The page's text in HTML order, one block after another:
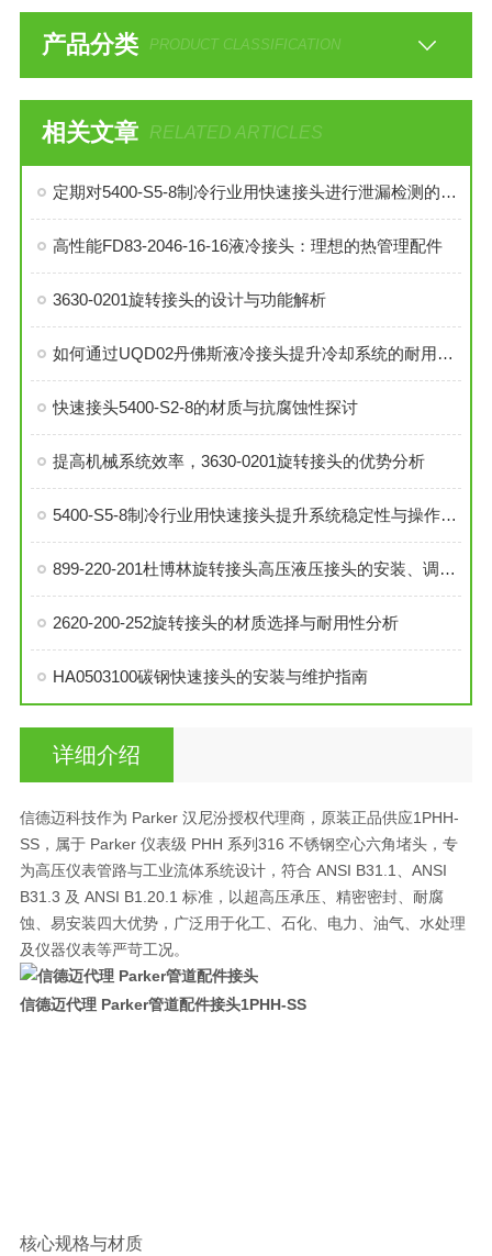
产品分类 PRODUCT CLASSIFICATION
相关文章 RELATED ARTICLES
定期对5400-S5-8制冷行业用快速接头进行泄漏检测的必要性与操作方法
高性能FD83-2046-16-16液冷接头：理想的热管理配件
3630-0201旋转接头的设计与功能解析
如何通过UQD02丹佛斯液冷接头提升冷却系统的耐用性？
快速接头5400-S2-8的材质与抗腐蚀性探讨
提高机械系统效率，3630-0201旋转接头的优势分析
5400-S5-8制冷行业用快速接头提升系统稳定性与操作便捷性
899-220-201杜博林旋转接头高压液压接头的安装、调试与维护技巧
2620-200-252旋转接头的材质选择与耐用性分析
HA0503100碳钢快速接头的安装与维护指南
详细介绍
信德迈科技作为 Parker 汉尼汾授权代理商，原装正品供应1PHH-
SS，属于 Parker 仪表级 PHH 系列316 不锈钢空心六角堵头，专
为高压仪表管路与工业流体系统设计，符合 ANSI B31.1、ANSI
B31.3 及 ANSI B1.20.1 标准，以超高压承压、精密密封、耐腐
蚀、易安装四大优势，广泛用于化工、石化、电力、油气、水处理
及仪器仪表等严苛工况。
信德迈代理 Parker管道配件接头1PHH-SS
核心规格与材质